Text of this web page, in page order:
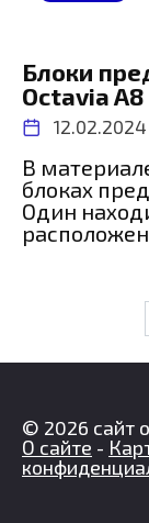
Блоки
Octavia A8
12.02.2024
В
блоках
Один
© 2026 сайт
О сайте -